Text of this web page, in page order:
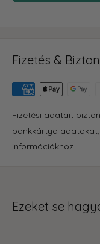
Fizetés &
Fizetési adatait
bankkártya
információkhoz.
Ezeket se